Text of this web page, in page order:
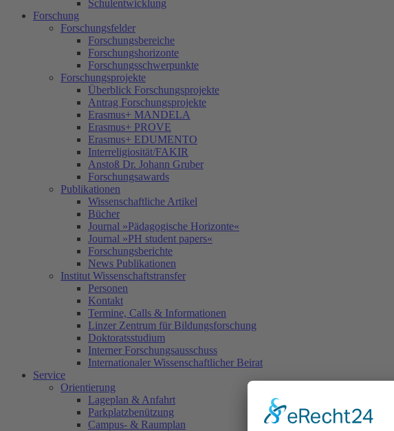
Schulentwicklung
Forschung
Forschungsfelder
Forschungsbereiche
Forschungshorizonte
Forschungsschwerpunkte
Forschungsprojekte
Überblick Forschungsprojekte
Antrag Forschungsprojekte
Erasmus+ MANDELA
Erasmus+ PROVE
Erasmus+ EDUMENTO
Interreligiosität/FAKIR
Anstoß Dr. Johann Gruber
Forschungsawards
Publikationen
Wissenschaftliche Artikel
Bücher
Journal »Pädagogische Horizonte«
Journal »PH student papers«
Forschungsberichte
News Publikationen
Institut Wissenschaftstransfer
Personen
Kontakt
Termine, Calls & Informationen
Linzer Zentrum für Bildungsforschung
Doktoratsstudium
Interner Forschungsausschuss
Internationaler Wissenschaftlicher Beirat
Service
Orientierung
Lageplan & Anfahrt
Parkplatzbenützung
Campus- & Raumplan